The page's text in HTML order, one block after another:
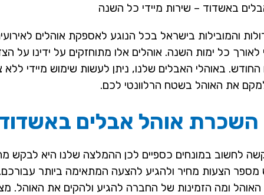
באשדוד – שירות מיידי כל השנה
והמובילות בישראל בכל הנוגע לאספקת אוהלים
לאורך כל ימות השנה. אוהלים אלו מתוחזקים על ידינו
באוהלי האבלים שלנו, ניתן לעשות שימוש מיידי ללא
למקם את האוהל בשטח הרלוונטי לכם.
השכרת אוהל אבלים
לחשוב במונחים כספיים לכן ההמלצה שלנו היא
הצעות מחיר ולהגיע להצעה המתאימה ביותר
האוהל ומה הזמינות של החברה להגיע ולהקים את